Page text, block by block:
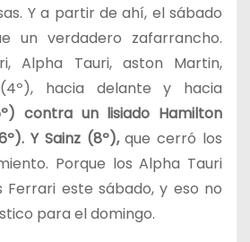
Y a partir de ahí, el sábado
un verdadero zafarrancho.
Alpha Tauri, aston Martin,
(4º), hacia delante y hacia
contra un lisiado Hamilton
Y Sainz (8º),que cerró los
Porque los Alpha Tauri
Ferrari este sábado, y eso no
para el domingo.